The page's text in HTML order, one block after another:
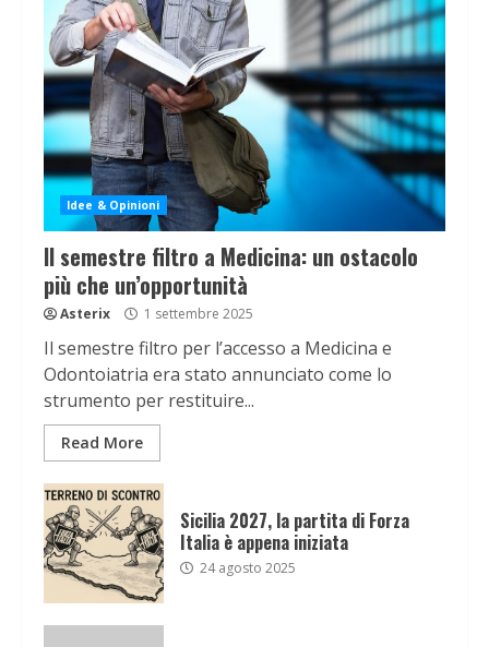
Idee & Opinioni
Il semestre filtro a Medicina: un ostacolo
più che un’opportunità
Asterix 1 settembre 2025
Il semestre filtro per l’accesso a Medicina e
Odontoiatria era stato annunciato come lo
strumento per restituire...
Read More
Sicilia 2027, la partita di Forza
Italia è appena iniziata
24 agosto 2025